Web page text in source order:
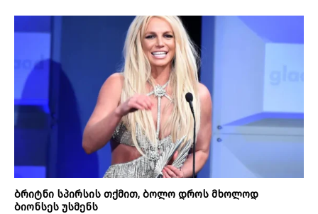
ბრიტნი სპირსის თქმით, ბოლო დროს მხოლოდ
ბიონსეს უსმენს